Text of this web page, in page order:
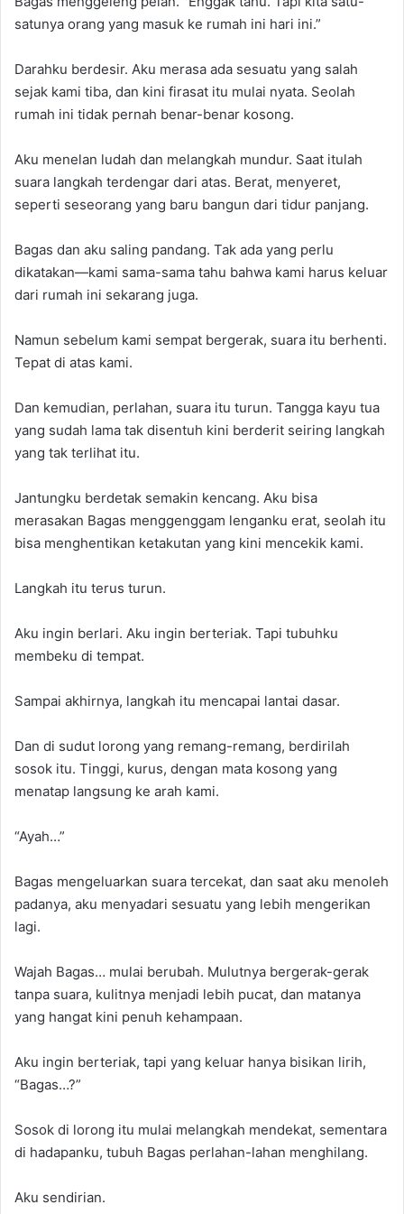
satunya orang yang masuk ke rumah ini hari ini.”
Darahku berdesir. Aku merasa ada sesuatu yang salah
sejak kami tiba, dan kini firasat itu mulai nyata. Seolah
rumah ini tidak pernah benar-benar kosong.
Aku menelan ludah dan melangkah mundur. Saat itulah
suara langkah terdengar dari atas. Berat, menyeret,
seperti seseorang yang baru bangun dari tidur panjang.
Bagas dan aku saling pandang. Tak ada yang perlu
dikatakan—kami sama-sama tahu bahwa kami harus keluar
dari rumah ini sekarang juga.
Namun sebelum kami sempat bergerak, suara itu berhenti.
Tepat di atas kami.
Dan kemudian, perlahan, suara itu turun. Tangga kayu tua
yang sudah lama tak disentuh kini berderit seiring langkah
yang tak terlihat itu.
Jantungku berdetak semakin kencang. Aku bisa
merasakan Bagas menggenggam lenganku erat, seolah itu
bisa menghentikan ketakutan yang kini mencekik kami.
Langkah itu terus turun.
Aku ingin berlari. Aku ingin berteriak. Tapi tubuhku
membeku di tempat.
Sampai akhirnya, langkah itu mencapai lantai dasar.
Dan di sudut lorong yang remang-remang, berdirilah
sosok itu. Tinggi, kurus, dengan mata kosong yang
menatap langsung ke arah kami.
“Ayah…”
Bagas mengeluarkan suara tercekat, dan saat aku menoleh
padanya, aku menyadari sesuatu yang lebih mengerikan
lagi.
Wajah Bagas… mulai berubah. Mulutnya bergerak-gerak
tanpa suara, kulitnya menjadi lebih pucat, dan matanya
yang hangat kini penuh kehampaan.
Aku ingin berteriak, tapi yang keluar hanya bisikan lirih,
“Bagas…?”
Sosok di lorong itu mulai melangkah mendekat, sementara
di hadapanku, tubuh Bagas perlahan-lahan menghilang.
Aku sendirian.